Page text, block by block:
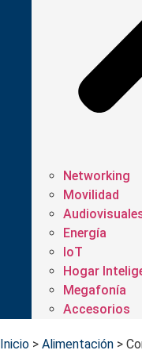
Networking
Movilidad
Energía
IoT
Hogar
Megafonía
Accesorios
Inicio > Alimentación >